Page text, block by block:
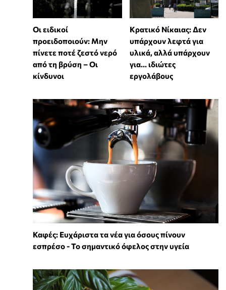
Οι ειδικοί
προειδοποιούν: Μην
πίνετε ποτέ ζεστό νερό
από τη βρύση – Οι
κίνδυνοι
Κρατικό Νίκαιας: Δεν
υπάρχουν λεφτά για
υλικά, αλλά υπάρχουν
για... ιδιώτες
εργολάβους
Καφές: Ευχάριστα τα νέα για όσους πίνουν
εσπρέσο - Το σημαντικό όφελος στην υγεία